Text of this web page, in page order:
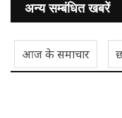
अन्य सम्बंधित खबरें
आज के समाचार